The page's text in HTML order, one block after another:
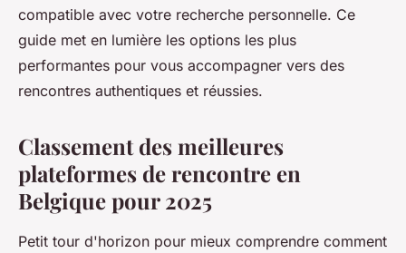
compatible avec votre recherche personnelle. Ce
guide met en lumière les options les plus
performantes pour vous accompagner vers des
rencontres authentiques et réussies.
Classement des meilleures
plateformes de rencontre en
Belgique pour 2025
Petit tour d'horizon pour mieux comprendre comment